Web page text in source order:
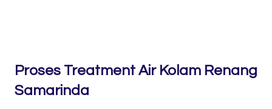
Proses Treatment Air Kolam Renang
Samarinda